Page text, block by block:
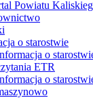
Powiatu
o starostwie
o
ETR
o